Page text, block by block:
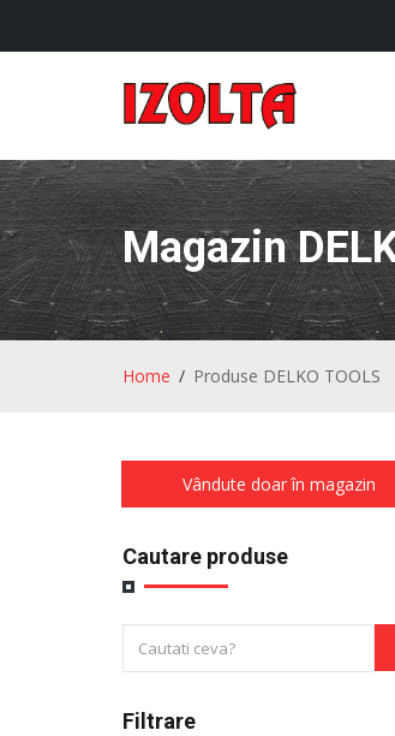
Magazin
Home Produse DELKO TOOLS
Vândute doar în magazin
Cautare produse
Filtrare